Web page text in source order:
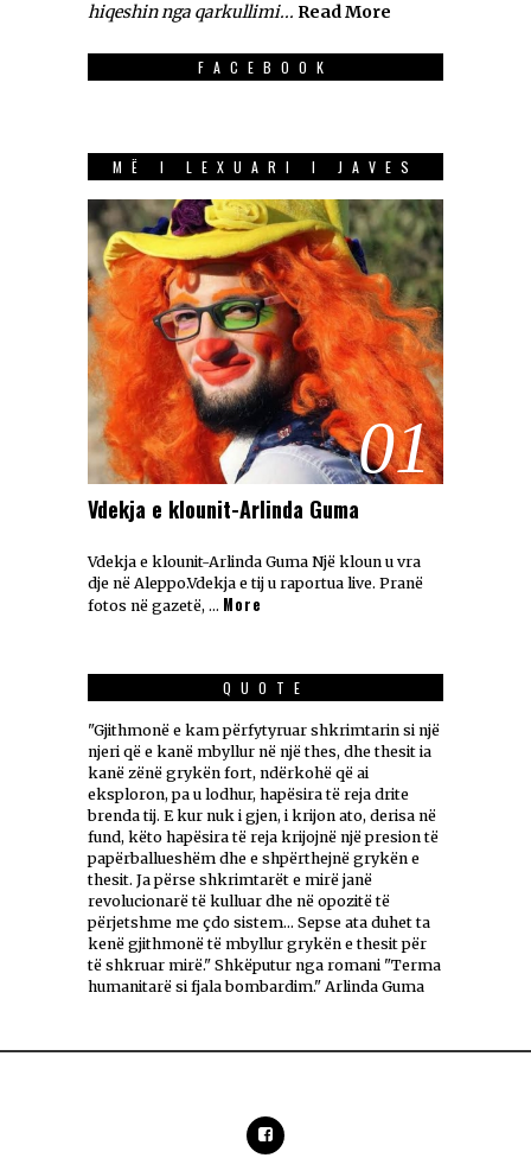
hiqeshin nga qarkullimi... Read More
FACEBOOK
MË I LEXUARI I JAVES
01
Vdekja e klounit-Arlinda Guma
Vdekja e klounit-Arlinda Guma Një kloun u vra
dje në Aleppo.Vdekja e tij u raportua live. Pranë
fotos në gazetë, … More
QUOTE
"Gjithmonë e kam përfytyruar shkrimtarin si një
njeri që e kanë mbyllur në një thes, dhe thesit ia
kanë zënë grykën fort, ndërkohë që ai
eksploron, pa u lodhur, hapësira të reja drite
brenda tij. E kur nuk i gjen, i krijon ato, derisa në
fund, këto hapësira të reja krijojnë një presion të
papërballueshëm dhe e shpërthejnë grykën e
thesit. Ja përse shkrimtarët e mirë janë
revolucionarë të kulluar dhe në opozitë të
përjetshme me çdo sistem... Sepse ata duhet ta
kenë gjithmonë të mbyllur grykën e thesit për
të shkruar mirë." Shkëputur nga romani "Terma
humanitarë si fjala bombardim." Arlinda Guma